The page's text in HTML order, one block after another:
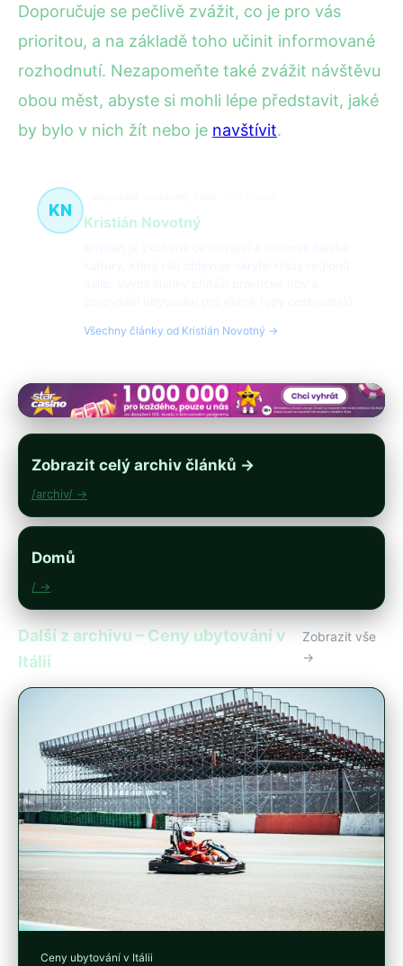
Doporučuje se pečlivě zvážit, co je pro vás
prioritou, a na základě toho učinit informované
rozhodnutí. Nezapomeňte také zvážit návštěvu
obou měst, abyste si mohli lépe představit, jaké
by bylo v nich žít nebo je navštívit.
KN
Kristián Novotný
Všechny články od Kristián Novotný →
Zobrazit celý archiv článků →
/archiv/ →
Domů
/ →
Další z archivu – Ceny ubytování v
Itálii
Zobrazit vše
→
Ceny ubytování v Itálii